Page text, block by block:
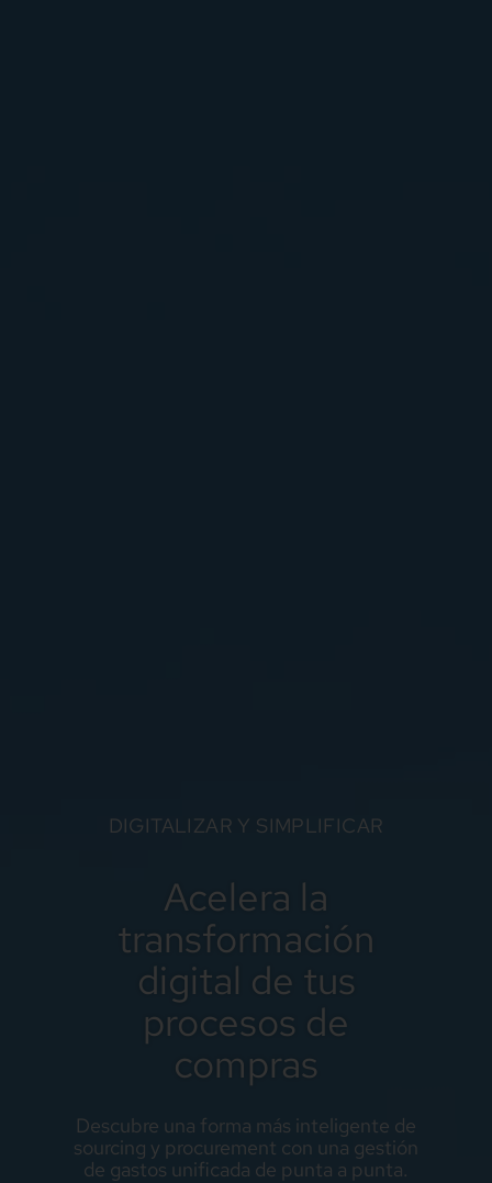
DIGITALIZAR Y SIMPLIFICAR
Acelera la
transformación
digital de tus
procesos de
compras
Descubre una forma más inteligente de
sourcing y procurement con una gestión
de gastos unificada de punta a punta.